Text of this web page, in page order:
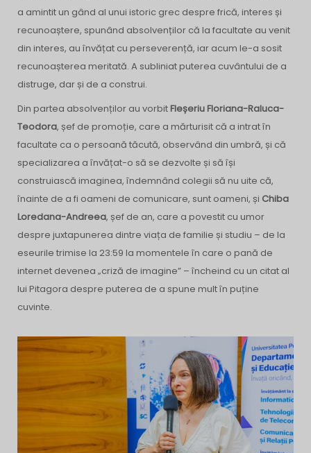
a amintit un gând al unui istoric grec despre frică, interes și
recunoaștere, spunând absolvenților că la facultate au venit
din interes, au învățat cu perseverență, iar acum le-a sosit
recunoașterea meritată. A subliniat puterea cuvântului de a
distruge, dar și de a construi.
Din partea absolvenților au vorbit Fleșeriu Floriana-Raluca-
Teodora, șef de promoție, care a mărturisit că a intrat în
facultate ca o persoană tăcută, observând din umbră, și că
specializarea a învățat-o să se dezvolte și să își
construiască imaginea, îndemnând colegii să nu uite că,
înainte de a fi oameni de comunicare, sunt oameni, și Chiba
Loredana-Andreea, șef de an, care a povestit cu umor
despre juxtapunerea dintre viața de familie și studiu – de la
eseurile trimise la 23:59 la momentele în care o pană de
internet devenea „criză de imagine” – încheind cu un citat al
lui Pitagora despre puterea de a spune mult în puține
cuvinte.